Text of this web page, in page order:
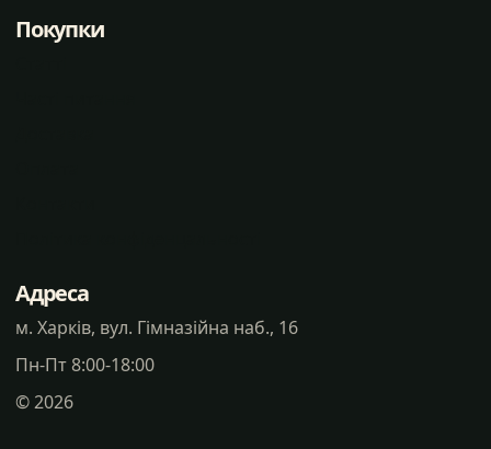
Покупки
Адреса
м. Харків, вул. Гімназійна наб., 16
Пн-Пт 8:00-18:00
©2026